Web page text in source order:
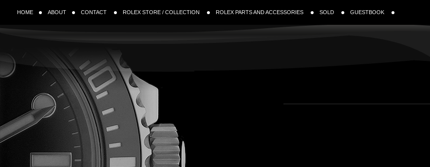
HOME ABOUT CONTACT ROLEX STORE / COLLECTION ROLEX PARTS AND ACCESSORIES SOLD GUESTBOOK